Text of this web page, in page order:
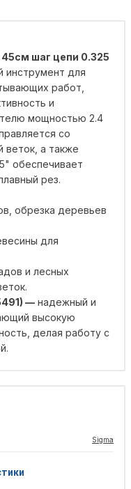
шаг цепи 0.325
инструмент для
работ,
и
мощностью 2.4
со
веток, а также
обеспечивает
рез.
обрезка деревьев
для
и лесных
— надежный и
высокую
делая работу с
Sigma